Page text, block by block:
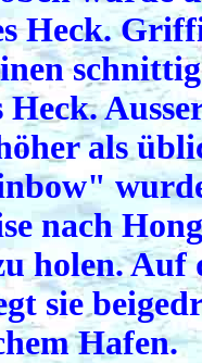
Heck.
Heck.
als
nach
holen.
sie
Hafen.